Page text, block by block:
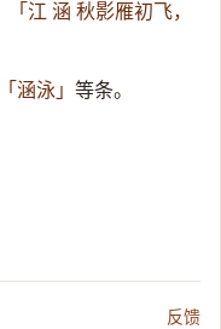
「江 涵 秋影雁初飞，
「涵泳」 等条。
反馈